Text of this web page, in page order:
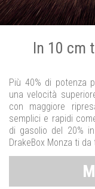
In 10 cm
Più 40% di potenza
una velocità
con maggiore
semplici e rapidi
di gasolio del 20%
DrakeBox Monza ti